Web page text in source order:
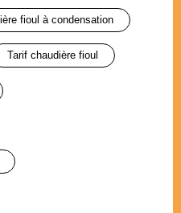
fioul à condensation
tarif chaudière fioul